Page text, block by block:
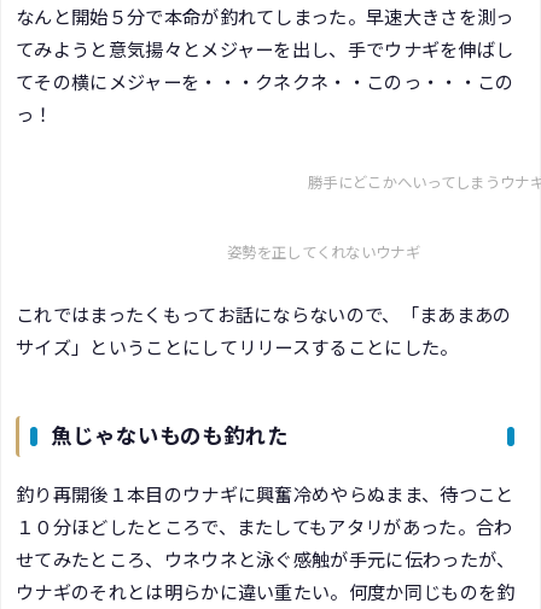
なんと開始５分で本命が釣れてしまった。早速大きさを測っ
てみようと意気揚々とメジャーを出し、手でウナギを伸ばし
てその横にメジャーを・・・クネクネ・・このっ・・・この
っ！
勝手にどこかへいってしまうウナ
姿勢を正してくれないウナギ
これではまったくもってお話にならないので、「まあまあの
サイズ」ということにしてリリースすることにした。
魚じゃないものも釣れた
釣り再開後１本目のウナギに興奮冷めやらぬまま、待つこと
１０分ほどしたところで、またしてもアタリがあった。合わ
せてみたところ、ウネウネと泳ぐ感触が手元に伝わったが、
ウナギのそれとは明らかに違い重たい。何度か同じものを釣